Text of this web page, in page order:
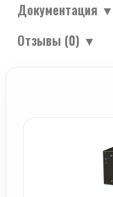
Документация ▼
Отзывы (0) ▼